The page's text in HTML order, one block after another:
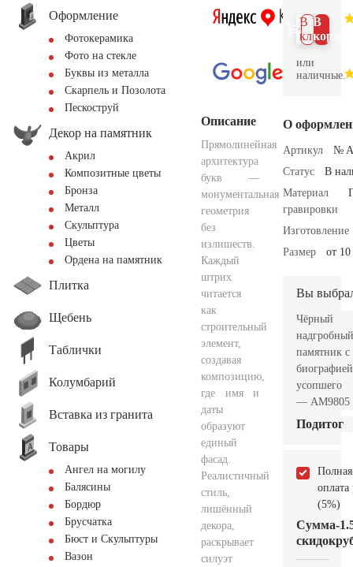
Оформление
Фотокерамика
Фото на стекле
Буквы из металла
Скарпель и Позолота
Пескоструй
Декор на памятник
Акрил
Композитные цветы
Бронза
Металл
Скульптура
Цветы
Ордена на памятник
Плитка
Щебень
Таблички
Колумбарий
Вставка из гранита
Товары
Ангел на могилу
Балясины
Бордюр
Брусчатка
Бюст и Скульптуры
Вазон
Описание
Прямолинейная
архитектура
букв —
монументальная
геометрия
без
излишеств.
Каждый
штрих
читается
как
строительный
элемент,
создавая
композицию,
где имя и
даты
образуют
единый
фасад.
Реалистичный
стиль,
лишённый
декора,
раскрывает
силуэт
В
В 1
клик
или
наличные.
О
Артикул
№
Статус
В
Материал
гравировки
Изготовление
Размер
от
Вы
Чёрный
надгробный
памятник с
биографией
усопшего
— AM9805
Подитог
Полная
оплата
(5%)
Сумма
скидок
-